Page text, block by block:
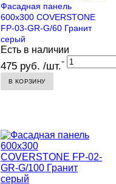
Фасадная панель
600х300 COVERSTONE
FP-03-GR-G/60 Гранит
серый
Есть в наличии
475 руб. /шт.-
В КОРЗИНУ